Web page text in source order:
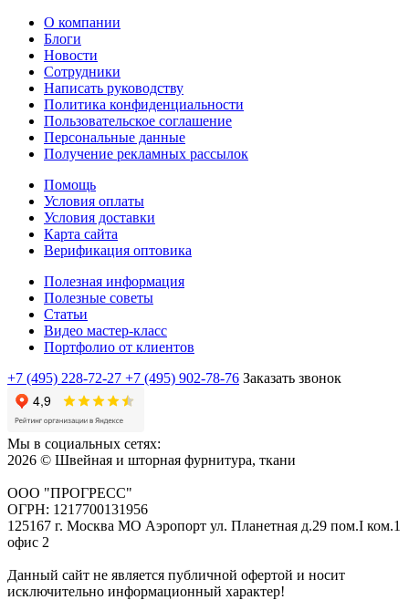
О компании
Блоги
Новости
Сотрудники
Написать руководству
Политика конфиденциальности
Пользовательское соглашение
Персональные данные
Получение рекламных рассылок
Помощь
Условия оплаты
Условия доставки
Карта сайта
Верификация оптовика
Полезная информация
Полезные советы
Статьи
Видео мастер-класс
Портфолио от клиентов
+7 (495) 228-72-27 +7 (495) 902-78-76 Заказать звонок
Мы в социальных сетях:
2026 © Швейная и шторная фурнитура, ткани
ООО "ПРОГРЕСС"
ОГРН: 1217700131956
125167 г. Москва МО Аэропорт ул. Планетная д.29 пом.I ком.1
офис 2
Данный сайт не является публичной офертой и носит
исключительно информационный характер!